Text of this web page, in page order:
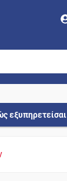
εξυπηρετείσαι